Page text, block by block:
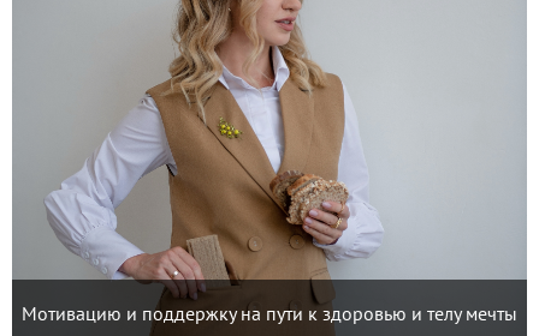
Мотивацию и поддержку на пути к здоровью и телу мечты